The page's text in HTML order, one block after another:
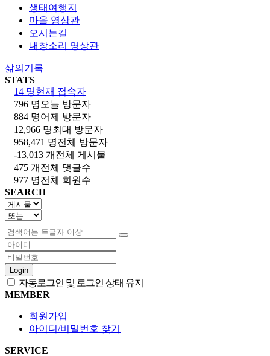
생태여행지
마을 영상관
오시는길
내창소리 영상관
삶의기록
STATS
14 명현재 접속자
796 명 오늘 방문자
884 명어제 방문자
12,966 명최대 방문자
958,471 명전체 방문자
-13,013 개 전체 게시물
475 개 전체 댓글수
977 명전체 회원수
SEARCH
Login
자동로그인 및 로그인 상태 유지
MEMBER
회원가입
아이디/비밀번호 찾기
SERVICE